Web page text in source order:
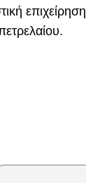
επιχείρηση